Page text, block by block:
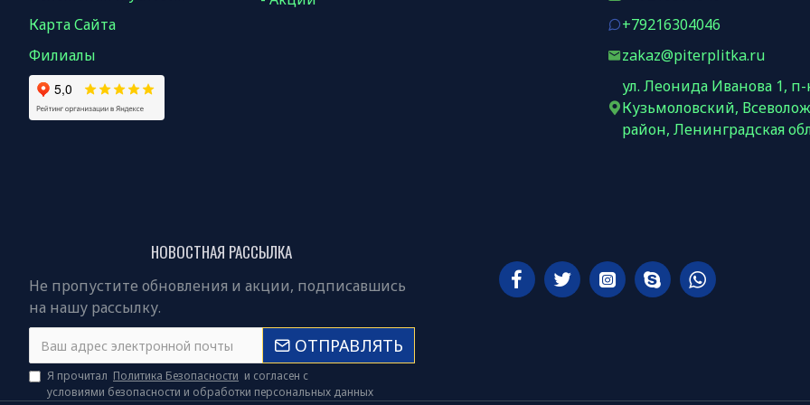
Карта Сайта
Филиалы
+79216304046
zakaz@piterplitka.ru
ул. Леонида Иванова 1, п-
Кузьмоловский,
район, Ленинградская
НОВОСТНАЯ РАССЫЛКА
Не пропустите обновления и акции, подписавшись
на нашу рассылку.
ОТПРАВЛЯТЬ
Я прочитал Политика Безопасности и согласен с
условиями безопасности и обработки персональных данных